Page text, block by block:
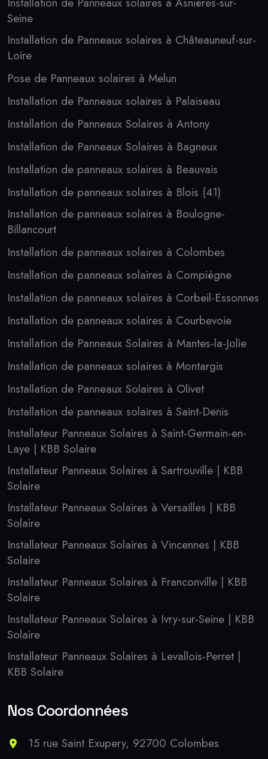
Seine
Installation de Panneaux solaires à Châteauneuf-sur-
Loire
Pose de Panneaux solaires à Melun
Installation de Panneaux solaires à Palaiseau
Installation de Panneaux Solaires à Antony
Installation de Panneaux Solaires à Bagneux
Installation de panneaux solaires à Beauvais
Installation de panneaux solaires à Blois (41)
Installation de panneaux solaires à Boulogne-
Billancourt
Installation de panneaux solaires à Colombes
Installation de panneaux solaires à Compiègne
Installation de panneaux solaires à Corbeil-Essonnes
Installation de panneaux solaires à Courbevoie
Installation de Panneaux Solaires à Mantes-la-Jolie
Installation de panneaux solaires à Montargis
Installation de Panneaux Solaires à Olivet
Installation de panneaux solaires à Saint-Denis
Installateur Panneaux Solaires à Saint-Germain-en-
Laye | KBB Solaire
Installateur Panneaux Solaires à Sartrouville | KBB
Solaire
Installateur Panneaux Solaires à Versailles | KBB
Solaire
Installateur Panneaux Solaires à Vincennes | KBB
Solaire
Installateur Panneaux Solaires à Franconville | KBB
Solaire
Installateur Panneaux Solaires à Ivry-sur-Seine | KBB
Solaire
Installateur Panneaux Solaires à Levallois-Perret |
KBB Solaire
Nos Coordonnées
15 rue Saint Exupery, 92700 Colombes